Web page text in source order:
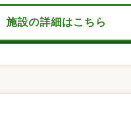
施設の詳細はこちら